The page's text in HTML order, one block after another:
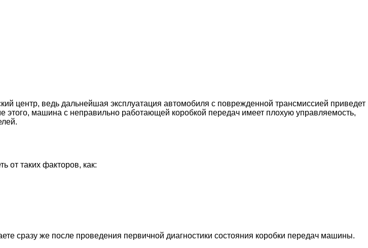
центр, ведь дальнейшая эксплуатация автомобиля с поврежденной трансмиссией приведет
машина с неправильно работающей коробкой передач имеет плохую управляемость,
от таких факторов, как:
сразу же после проведения первичной диагностики состояния коробки передач машины.